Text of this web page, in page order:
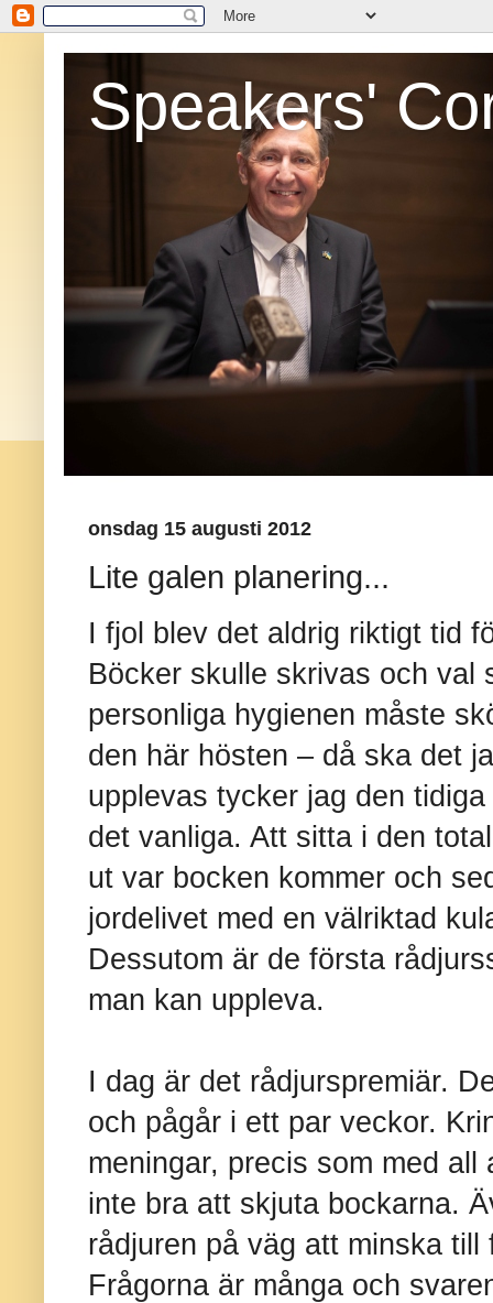
Speakers'
onsdag 15 augusti 2012
Lite galen planering...
I fjol blev det aldrig riktigt tid
Böcker skulle skrivas och val
personliga hygienen måste
den här hösten – då ska det
upplevas tycker jag den
det vanliga. Att sitta i den
ut var bocken kommer och
jordelivet med en välriktad
Dessutom är de första
man kan uppleva.
I dag är det rådjurspremiär.
och pågår i ett par veckor.
meningar, precis som med
inte bra att skjuta bockarna.
rådjuren på väg att minska
Frågorna är många och